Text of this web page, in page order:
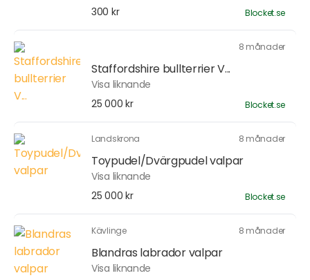
300 kr
Blocket.se
8 månader
Staffordshire bullterrier V...
Visa liknande
25 000 kr
Blocket.se
Landskrona 8 månader
Toypudel/Dvärgpudel valpar
Visa liknande
25 000 kr
Blocket.se
Kävlinge 8 månader
Blandras labrador valpar
Visa liknande